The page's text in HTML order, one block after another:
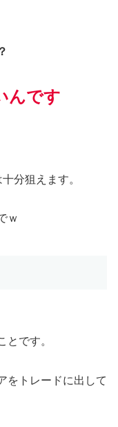
んです
分狙えます。
ｗ
とです。
をトレードに出して